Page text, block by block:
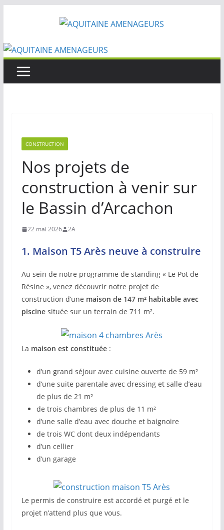
CONSTRUCTION
Nos projets de
construction à venir sur
le Bassin d’Arcachon
22 mai 2026 2A
1. Maison T5 Arès neuve à construire
Au sein de notre programme de standing « Le Pot de
Résine », venez découvrir notre projet de
construction d’une maison de 147 m² habitable avec
piscinesituée sur un terrain de 711 m².
La maison est constituée :
d’un grand séjour avec cuisine ouverte de 59 m²
d’une suite parentale avec dressing et salle d’eau
de plus de 21 m²
de trois chambres de plus de 11 m²
d’une salle d’eau avec douche et baignoire
de trois WC dont deux indépendants
d’un cellier
d’un garage
Le permis de construire est accordé et purgé et le
projet n’attend plus que vous.